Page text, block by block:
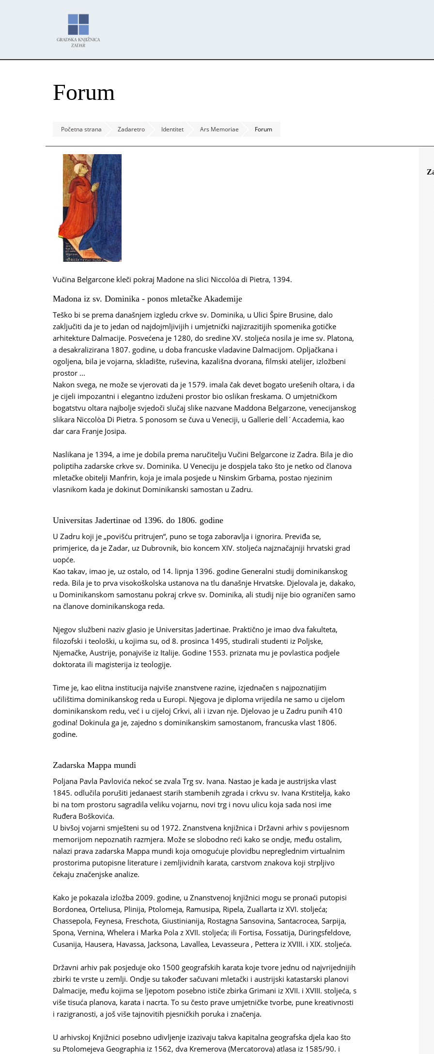
Forum
Početna strana Zadaretro Identitet Ars Memoriae Forum
Vučina Belgarcone kleči pokraj Madone na slici Niccolóa di Pietra, 1394.
Madona iz sv. Dominika - ponos mletačke Akademije
Teško bi se prema današnjem izgledu crkve sv. Dominika, u Ulici Špire Brusine, dalo
zaključiti da je to jedan od najdojmljivijih i umjetnički najizrazitijih spomenika gotičke
arhitekture Dalmacije. Posvećena je 1280, do sredine XV. stoljeća nosila je ime sv. Platona,
a desakralizirana 1807. godine, u doba francuske vladavine Dalmacijom. Opljačkana i
ogoljena, bila je vojarna, skladište, ruševina, kazališna dvorana, filmski atelijer, izložbeni
prostor ...
Nakon svega, ne može se vjerovati da je 1579. imala čak devet bogato urešenih oltara, i da
je cijeli impozantni i elegantno izduženi prostor bio oslikan freskama. O umjetničkom
bogatstvu oltara najbolje svjedoči slučaj slike nazvane Maddona Belgarzone, venecijanskog
slikara Niccolòa Di Pietra. S ponosom se čuva u Veneciji, u Gallerie dell´Accademia, kao
dar cara Franje Josipa.
Naslikana je 1394, a ime je dobila prema naručitelju Vučini Belgarcone iz Zadra. Bila je dio
poliptiha zadarske crkve sv. Dominika. U Veneciju je dospjela tako što je netko od članova
mletačke obitelji Manfrin, koja je imala posjede u Ninskim Grbama, postao njezinim
vlasnikom kada je dokinut Dominikanski samostan u Zadru.
Universitas Jadertinae od 1396. do 1806. godine
U Zadru koji je „povišću pritrujen“, puno se toga zaboravlja i ignorira. Previđa se,
primjerice, da je Zadar, uz Dubrovnik, bio koncem XIV. stoljeća najznačajniji hrvatski grad
uopće.
Kao takav, imao je, uz ostalo, od 14. lipnja 1396. godine Generalni studij dominikanskog
reda. Bila je to prva visokoškolska ustanova na tlu današnje Hrvatske. Djelovala je, dakako,
u Dominikanskom samostanu pokraj crkve sv. Dominika, ali studij nije bio ograničen samo
na članove dominikanskoga reda.
Njegov službeni naziv glasio je Universitas Jadertinae. Praktično je imao dva fakulteta,
filozofski i teološki, u kojima su, od 8. prosinca 1495, studirali studenti iz Poljske,
Njemačke, Austrije, ponajviše iz Italije. Godine 1553. priznata mu je povlastica podjele
doktorata ili magisterija iz teologije.
Time je, kao elitna institucija najviše znanstvene razine, izjednačen s najpoznatijim
učilištima dominikanskog reda u Europi. Njegova je diploma vrijedila ne samo u cijelom
dominikanskom redu, već i u cijeloj Crkvi, ali i izvan nje. Djelovao je u Zadru punih 410
godina! Dokinula ga je, zajedno s dominikanskim samostanom, francuska vlast 1806.
godine.
Zadarska Mappa mundi
Poljana Pavla Pavlovića nekoć se zvala Trg sv. Ivana. Nastao je kada je austrijska vlast
1845. odlučila porušiti jedanaest starih stambenih zgrada i crkvu sv. Ivana Krstitelja, kako
bi na tom prostoru sagradila veliku vojarnu, novi trg i novu ulicu koja sada nosi ime
Ruđera Boškovića.
U bivšoj vojarni smješteni su od 1972. Znanstvena knjižnica i Državni arhiv s povijesnom
memorijom nepoznatih razmjera. Može se slobodno reći kako se ondje, među ostalim,
nalazi prava zadarska Mappa mundi koja omogućuje plovidbu nepreglednim virtualnim
prostorima putopisne literature i zemljividnih karata, carstvom znakova koji strpljivo
čekaju značenjske analize.
Kako je pokazala izložba 2009. godine, u Znanstvenoj knjižnici mogu se pronaći putopisi
Bordonea, Orteliusa, Plinija, Ptolomeja, Ramusipa, Ripela, Zuallarta iz XVI. stoljeća;
Chassepola, Feynesa, Freschota, Giustinianija, Rostagna Sansovina, Santacrocea, Sarpija,
Spona, Vernina, Whelera i Marka Pola z XVII. stoljeća; ili Fortisa, Fossatija, Düringsfeldove,
Cusanija, Hausera, Havassa, Jacksona, Lavallea, Levasseura , Pettera iz XVIII. i XIX. stoljeća.
Državni arhiv pak posjeduje oko 1500 geografskih karata koje tvore jednu od najvrijednijih
zbirki te vrste u zemlji. Ondje su također sačuvani mletački i austrijski katastarski planovi
Dalmacije, među kojima se ljepotom posebno ističe zbirka Grimani iz XVII. i XVIII. stoljeća, s
više tisuća planova, karata i nacrta. To su često prave umjetničke tvorbe, pune kreativnosti
i razigranosti, a još više tajnovitih pjesničkih poruka i značenja.
U arhivskoj Knjižnici posebno udivljenje izazivaju takva kapitalna geografska djela kao što
su Ptolomejeva Geographia iz 1562, dva Kremerova (Mercatorova) atlasa iz 1585/90. i